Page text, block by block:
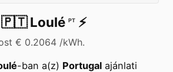
🇵🇹 Loulé PT ⚡️
€ 0.2064 /kWh.
-ban a(z) Portugal ajánlati